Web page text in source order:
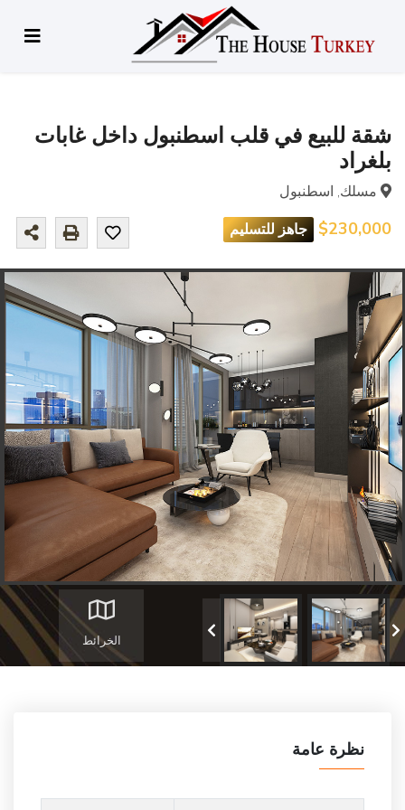
شقة للبيع في قلب اسطنبول داخل غابات
بلغراد
مسلك, اسطنبول
$230,000 جاهز للتسليم
الخرائط
نظرة عامة